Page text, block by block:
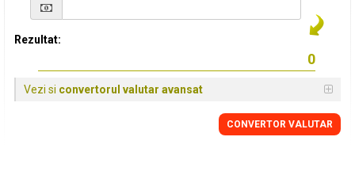
Rezultat:
Vezi si convertorul valutar avansat
CONVERTOR VALUTAR